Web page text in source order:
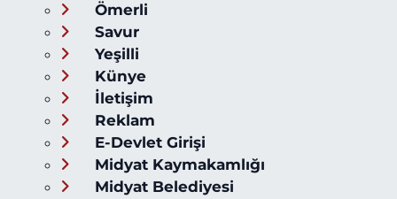
Ömerli
Savur
Yeşilli
Künye
İletişim
Reklam
E-Devlet Girişi
Midyat Kaymakamlığı
Midyat Belediyesi